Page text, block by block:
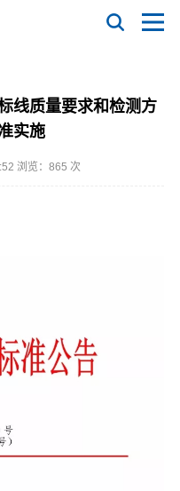
线质量要求和检测方
实施
浏览： 865 次